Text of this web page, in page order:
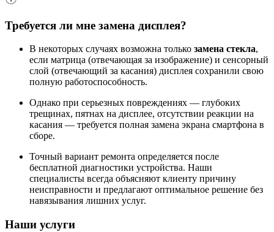
Требуется ли мне замена дисплея?
В некоторых случаях возможна только замена стекла,
если матрица (отвечающая за изображение) и сенсорный
слой (отвечающий за касания) дисплея сохранили свою
полную работоспособность.
Однако при серьезных повреждениях — глубоких
трещинах, пятнах на дисплее, отсутствии реакции на
касания — требуется полная замена экрана смартфона в
сборе.
Точный вариант ремонта определяется после
бесплатной диагностики устройства. Наши
специалисты всегда объясняют клиенту причину
неисправности и предлагают оптимальное решение без
навязывания лишних услуг.
Наши услуги